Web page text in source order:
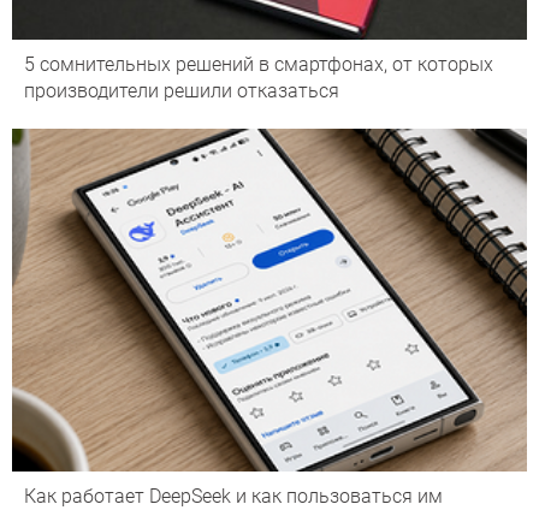
5 сомнительных решений в смартфонах, от которых
производители решили отказаться
Как работает DeepSeek и как пользоваться им